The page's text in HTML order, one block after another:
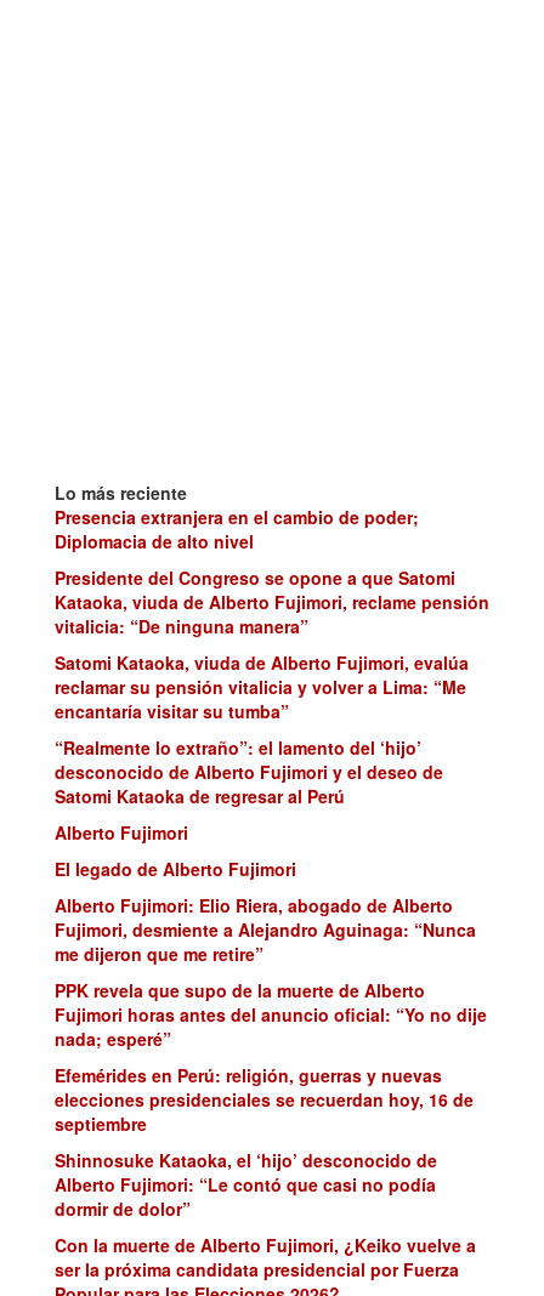
Lo más reciente
Presencia extranjera en el cambio de poder;
Diplomacia de alto nivel
Presidente del Congreso se opone a que Satomi
Kataoka, viuda de Alberto Fujimori, reclame pensión
vitalicia: “De ninguna manera”
Satomi Kataoka, viuda de Alberto Fujimori, evalúa
reclamar su pensión vitalicia y volver a Lima: “Me
encantaría visitar su tumba”
“Realmente lo extraño”: el lamento del ‘hijo’
desconocido de Alberto Fujimori y el deseo de
Satomi Kataoka de regresar al Perú
Alberto Fujimori
El legado de Alberto Fujimori
Alberto Fujimori: Elio Riera, abogado de Alberto
Fujimori, desmiente a Alejandro Aguinaga: “Nunca
me dijeron que me retire”
PPK revela que supo de la muerte de Alberto
Fujimori horas antes del anuncio oficial: “Yo no dije
nada; esperé”
Efemérides en Perú: religión, guerras y nuevas
elecciones presidenciales se recuerdan hoy, 16 de
septiembre
Shinnosuke Kataoka, el ‘hijo’ desconocido de
Alberto Fujimori: “Le contó que casi no podía
dormir de dolor”
Con la muerte de Alberto Fujimori, ¿Keiko vuelve a
ser la próxima candidata presidencial por Fuerza